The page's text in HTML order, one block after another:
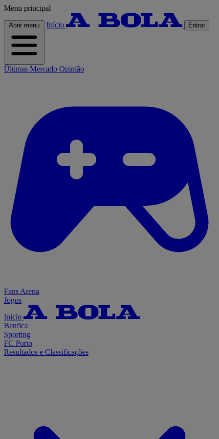
Menu principal
Abrir menu Início Entrar
Últimas Mercado Opinião
Fans Arena
Jogos
Início
Benfica
Sporting
FC Porto
Resultados e Classificações